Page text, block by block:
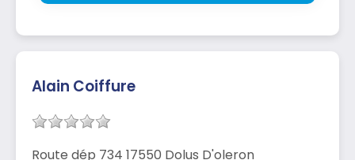
Alain Coiffure
Route dép 734 17550 Dolus D'oleron